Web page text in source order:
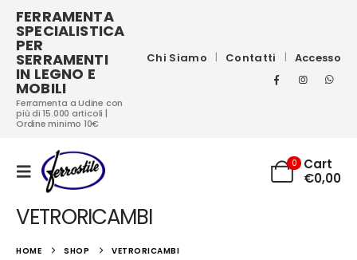
FERRAMENTA
SPECIALISTICA
PER
SERRAMENTI
IN LEGNO E
MOBILI
Ferramenta a Udine con
più di 15.000 articoli |
Ordine minimo 10€
Chi Siamo Contatti Accesso
0
Cart
€0,00
VETRORICAMBI
HOME SHOP VETRORICAMBI